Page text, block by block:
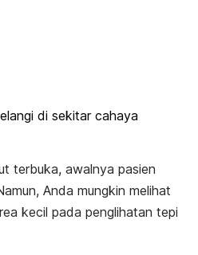
di sekitar cahaya
terbuka, awalnya pasien
Anda mungkin melihat
kecil pada penglihatan tepi